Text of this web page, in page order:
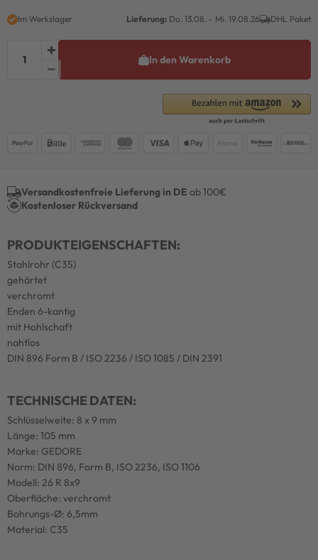
Im Werkslager Lieferung: Do. 13.08. - Mi. 19.08.26 DHL Paket
In den Warenkorb
Versandkostenfreie Lieferung in DE ab 100€
Kostenloser Rückversand
PRODUKTEIGENSCHAFTEN:
Stahlrohr (C35)
gehärtet
verchromt
Enden 6-kantig
mit Hohlschaft
nahtlos
DIN 896 Form B / ISO 2236 / ISO 1085 / DIN 2391
TECHNISCHE DATEN:
Schlüsselweite: 8 x 9 mm
Länge: 105 mm
Marke: GEDORE
Norm: DIN 896, Form B, ISO 2236, ISO 1106
Modell: 26 R 8x9
Oberfläche: verchromt
Bohrungs-Ø: 6,5mm
Material: C35